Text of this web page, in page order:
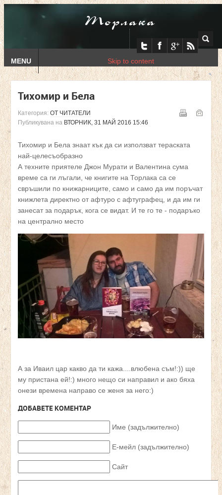
Торлака
MENU Skip to content
Тихомир и Бела
Категория: ОТ ЧИТАТЕЛИ
Публикувана на ВТОРНИК, 31 МАЙ 2016 15:46
Тихомир и Бела знаат кък да си използват тераската
най-целесъобразно
А техните приятеле Джон Мурати и Валентина сума
време са ги лъгали, че книгите на Торлака са се
свръшили по книжарниците, само и само да им поръчат
книжлета директно от афтуро с афтуграфец, и да им ги
занесат за подарък, кога се видат. И те го те - подаръко
на централно место
А за Иваил цар какво да ти кажа....влюбена съм!:)) ще
му пристана ей!:) много нещо си направил и ако бяха
онези времена направо се женя за него:)
ДОБАВЕТЕ КОМЕНТАР
Име (задължително)
Е-мейл (задължително)
Сайт